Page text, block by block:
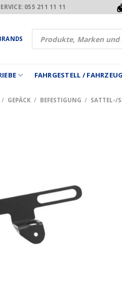
055 211 11 11
Products
search
FAHRGESTELL /
/ GEPÄCK / BEFESTIGUNG / SATTEL-/